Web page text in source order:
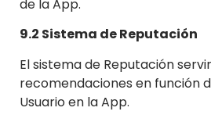
de la App.
9.2 Sistema de Reputación
El sistema de Reputación
recomendaciones en función
Usuario en la App.